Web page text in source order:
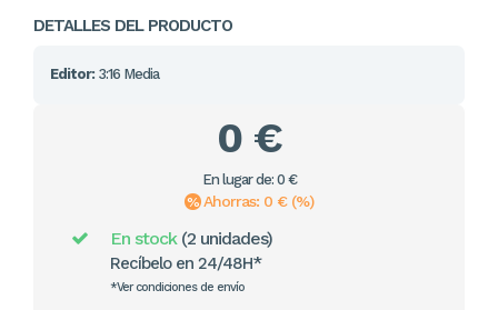
DETALLES DEL PRODUCTO
Editor: 3:16 Media
0 €
En lugar de: 0 €
Ahorras: 0 € (%)
En stock (2 unidades)
Recíbelo en 24/48H*
*Ver condiciones de envío